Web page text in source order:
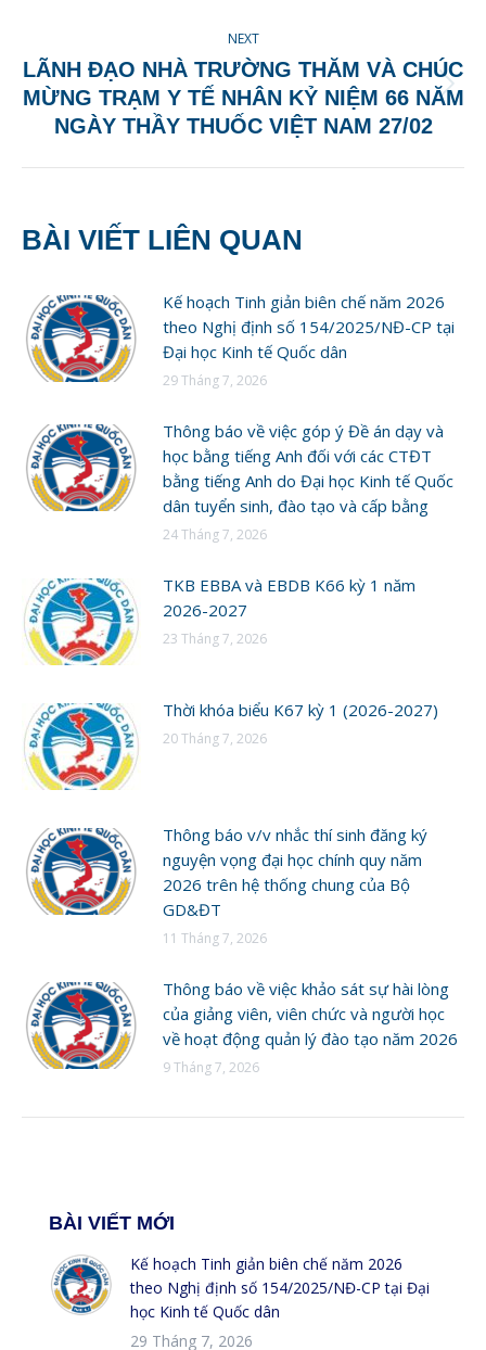
NEXT
Next
post:
LÃNH ĐẠO NHÀ TRƯỜNG THĂM VÀ CHÚC
MỪNG TRẠM Y TẾ NHÂN KỶ NIỆM 66 NĂM
NGÀY THẦY THUỐC VIỆT NAM 27/02
BÀI VIẾT LIÊN QUAN
Kế hoạch Tinh giản biên chế năm 2026
theo Nghị định số 154/2025/NĐ-CP tại
Đại học Kinh tế Quốc dân
29 Tháng 7, 2026
Thông báo về việc góp ý Đề án dạy và
học bằng tiếng Anh đối với các CTĐT
bằng tiếng Anh do Đại học Kinh tế Quốc
dân tuyển sinh, đào tạo và cấp bằng
24 Tháng 7, 2026
TKB EBBA và EBDB K66 kỳ 1 năm
2026-2027
23 Tháng 7, 2026
Thời khóa biểu K67 kỳ 1 (2026-2027)
20 Tháng 7, 2026
Thông báo v/v nhắc thí sinh đăng ký
nguyện vọng đại học chính quy năm
2026 trên hệ thống chung của Bộ
GD&ĐT
11 Tháng 7, 2026
Thông báo về việc khảo sát sự hài lòng
của giảng viên, viên chức và người học
về hoạt động quản lý đào tạo năm 2026
9 Tháng 7, 2026
BÀI VIẾT MỚI
Kế hoạch Tinh giản biên chế năm 2026
theo Nghị định số 154/2025/NĐ-CP tại Đại
học Kinh tế Quốc dân
29 Tháng 7, 2026